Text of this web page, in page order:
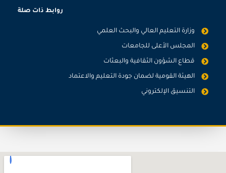
روابط ذات صلة
وزارة التعليم العالي والبحث العلمي
المجلس الأعلى للجامعات
قطاع الشؤون الثقافية والبعثات
الهيئة القومية لضمان جودة التعليم والاعتماد
التنسيق الإلكتروني